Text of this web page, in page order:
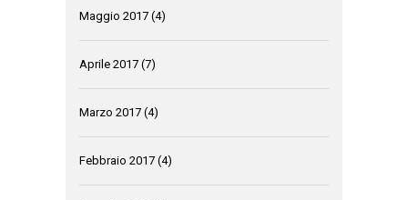
Maggio 2017 (4)
Aprile 2017 (7)
Marzo 2017 (4)
Febbraio 2017 (4)